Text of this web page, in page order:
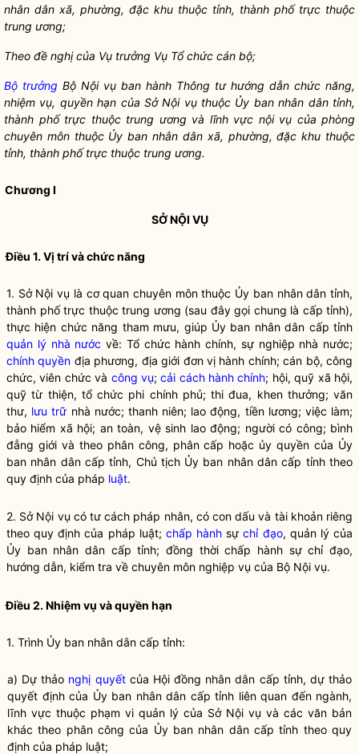
nhân dân xã, phường, đặc khu thuộc tỉnh, thành phố trực thuộc
trung ương;
Theo đề nghị của Vụ trưởng Vụ Tổ chức cán bộ;
Bộ trưởng Bộ Nội vụ ban hành Thông tư hướng dẫn chức năng,
nhiệm vụ, quyềnhạn của SởNội vụthuộc Ủy bannhân dântỉnh,
thành phố trực thuộc trung ương và lĩnh vực nội vụ của phòng
chuyên môn thuộc Ủy bannhân dânxã, phường, đặc khu thuộc
tỉnh, thành phố trực thuộc trung ương.
Chương I
SỞNỘI VỤ
Điều 1. Vị trí và chức năng
1. Sở Nội vụ là cơ quan chuyên môn thuộc Ủy ban nhân dân tỉnh,
thành phố trực thuộc trung ương (sau đây gọi chung là cấp tỉnh),
thực hiện chức năng tham mưu, giúp Ủy ban nhân dân cấp tỉnh
quản lý nhà nước về: Tổ chức hành chính, sự nghiệp nhà nước;
chính quyền địa phương, địa giới đơn vị hành chính; cán bộ, công
chức, viên chức và công vụ;cải cách hành chính; hội, quỹ xã hội,
quỹ từ thiện, tổ chức phi chính phủ; thi đua, khen thưởng; văn
thư, lưu trữ nhà nước; thanh niên; lao động, tiền lương; việc làm;
bảo hiểm xã hội; an toàn, vệ sinh lao động; người có công; bình
đẳng giới và theo phân công, phân cấp hoặc ủy quyền của Ủy
ban nhân dâncấp tỉnh, Chủ tịch Ủy ban nhân dân cấp tỉnh theo
quy định của pháp luật.
2. Sở Nội vụ có tư cách pháp nhân, có con dấu và tài khoản riêng
theo quy định của pháp luật; chấp hành sựchỉ đạo, quản lý của
Ủy ban nhân dân cấp tỉnh; đồng thờichấp hành sựchỉ đạo,
hướng dẫn, kiểm tra về chuyên môn nghiệp vụ của Bộ Nội vụ.
Điều 2. Nhiệm vụ vàquyền hạn
1. Trình Ủy ban nhân dân cấp tỉnh:
a) Dự thảo nghị quyếtcủa Hội đồng nhân dân cấp tỉnh, dự thảo
quyết định của Ủy ban nhân dân cấp tỉnh liên quan đến ngành,
lĩnh vực thuộc phạm vi quản lý của Sở Nội vụ và các văn bản
khác theo phân công của Ủy ban nhân dâncấp tỉnh theo quy
định của pháp luật;